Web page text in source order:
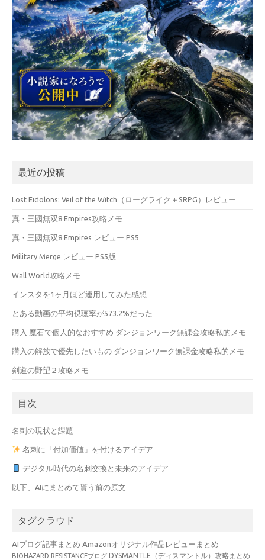
最近の投稿
Lost Eidolons: Veil of the Witch（ローグライク＋SRPG）レビュー
真・三國無双8 Empires攻略メモ
真・三國無双8 Empires レビュー PS5
Military Merge レビュー PS5版
Wall World攻略メモ
インスタを1ヶ月ほど運用してみた感想
とある動画の平均視聴率が573.2%だった
購入 魔石で個人的なおすすめ ダンジョンワーク無課金攻略私的メモ
購入の解放で優先したいもの ダンジョンワーク無課金攻略私的メモ
剣道の野望２攻略メモ
目次
名刺の現状と課題
名刺に「付加価値」を付けるアイデア
デジタル時代の名刺交換と未来のアイデア
以下、AIにまとめて貰う前の原文
タグクラウド
AIブログ記事まとめ Amazonオリジナル作品レビューまとめ
BIOHAZARD RESISTANCEブログ DYSMANTLE（ディスマントル）攻略まとめ